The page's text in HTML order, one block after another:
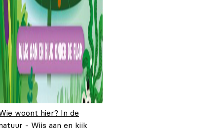
woont hier? In de
- Wijs aan en kijk